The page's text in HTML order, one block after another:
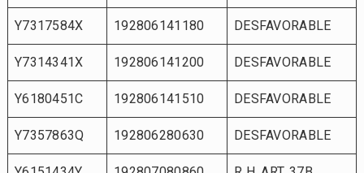
Y7317584X 192806141180 DESFAVORABLE
Y7314341X 192806141200 DESFAVORABLE
Y6180451C 192806141510 DESFAVORABLE
Y7357863Q 192806280630 DESFAVORABLE